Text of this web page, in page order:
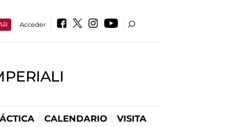
Acceder
CALENDARIO VISITA